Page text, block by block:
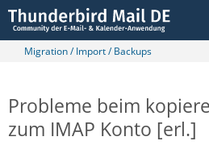
Migration / Import / Backups
Probleme beim
zum IMAP Konto [erl.]